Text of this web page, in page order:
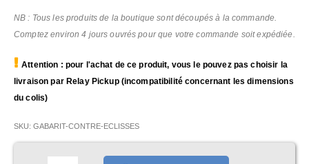
NB : Tous les produits de la boutique sont découpés à la commande.
Comptez environ 4 jours ouvrés pour que votre commande soit expédiée.
Attention : pour l'achat de ce produit, vous le pouvez pas choisir la
livraison par Relay Pickup (incompatibilité concernant les dimensions
du colis)
SKU GABARIT-CONTRE-ECLISSES